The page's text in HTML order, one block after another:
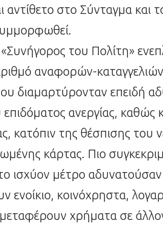
αντίθετο στο Σύνταγμα και
του Πολίτη»
αναφορών-
διαμαρτύρονταν επειδή
ανεργίας, καθώς
κατόπιν της θέσπισης του
κάρτας. Πιο
ισχύον μέτρο
κοινόχρηστα,
χρήματα σε